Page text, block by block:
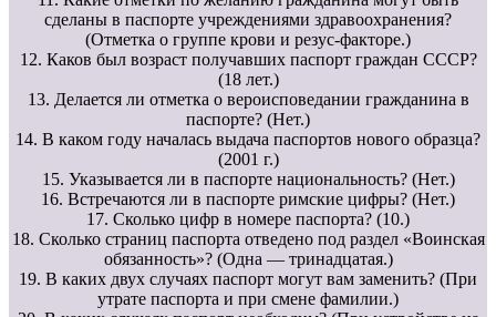
сделаны в паспорте учреждениями здравоохранения?
(Отметка о группе крови и резус-факторе.)
12. Каков был возраст получавших паспорт граждан СССР?
(18 лет.)
13. Делается ли отметка о вероисповедании гражданина в
паспорте? (Нет.)
14. В каком году началась выдача паспортов нового образца?
(2001 г.)
15. Указывается ли в паспорте национальность? (Нет.)
16. Встречаются ли в паспорте римские цифры? (Нет.)
17. Сколько цифр в номере паспорта? (10.)
18. Сколько страниц паспорта отведено под раздел «Воинская
обязанность»? (Одна — тринадцатая.)
19. В каких двух случаях паспорт могут вам заменить? (При
утрате паспорта и при смене фамилии.)